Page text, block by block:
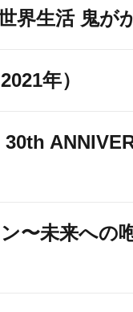
界生活 鬼が
年）
〜未来への